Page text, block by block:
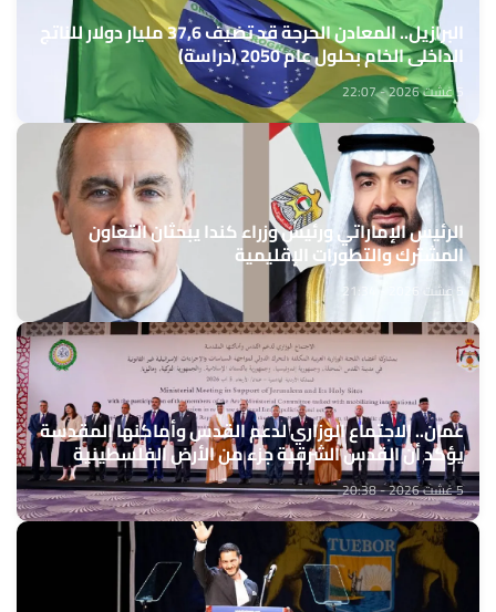
البرازيل.. المعادن الحرجة قد تضيف 37,6 مليار دولار للناتج
الداخلي الخام بحلول عام 2050 (دراسة)
5 غشت 2026 - 22:07
الرئيس الإماراتي ورئيس وزراء كندا يبحثان التعاون
المشترك والتطورات الإقليمية
5 غشت 2026 - 21:34
عمان.. الاجتماع الوزاري لدعم القدس وأماكنها المقدسة
يؤكد أن القدس الشرقية جزء من الأرض الفلسطينية
المحتلة
5 غشت 2026 - 20:38